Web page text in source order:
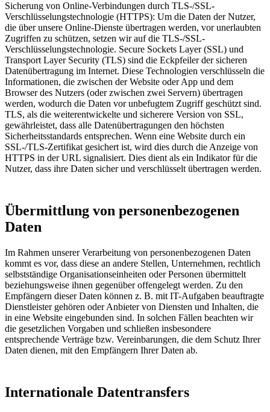
Sicherung von Online-Verbindungen durch TLS-/SSL-
Verschlüsselungstechnologie (HTTPS): Um die Daten der Nutzer,
die über unsere Online-Dienste übertragen werden, vor unerlaubten
Zugriffen zu schützen, setzen wir auf die TLS-/SSL-
Verschlüsselungstechnologie. Secure Sockets Layer (SSL) und
Transport Layer Security (TLS) sind die Eckpfeiler der sicheren
Datenübertragung im Internet. Diese Technologien verschlüsseln die
Informationen, die zwischen der Website oder App und dem
Browser des Nutzers (oder zwischen zwei Servern) übertragen
werden, wodurch die Daten vor unbefugtem Zugriff geschützt sind.
TLS, als die weiterentwickelte und sicherere Version von SSL,
gewährleistet, dass alle Datenübertragungen den höchsten
Sicherheitsstandards entsprechen. Wenn eine Website durch ein
SSL-/TLS-Zertifikat gesichert ist, wird dies durch die Anzeige von
HTTPS in der URL signalisiert. Dies dient als ein Indikator für die
Nutzer, dass ihre Daten sicher und verschlüsselt übertragen werden.
Übermittlung von personenbezogenen
Daten
Im Rahmen unserer Verarbeitung von personenbezogenen Daten
kommt es vor, dass diese an andere Stellen, Unternehmen, rechtlich
selbstständige Organisationseinheiten oder Personen übermittelt
beziehungsweise ihnen gegenüber offengelegt werden. Zu den
Empfängern dieser Daten können z. B. mit IT-Aufgaben beauftragte
Dienstleister gehören oder Anbieter von Diensten und Inhalten, die
in eine Website eingebunden sind. In solchen Fällen beachten wir
die gesetzlichen Vorgaben und schließen insbesondere
entsprechende Verträge bzw. Vereinbarungen, die dem Schutz Ihrer
Daten dienen, mit den Empfängern Ihrer Daten ab.
Internationale Datentransfers